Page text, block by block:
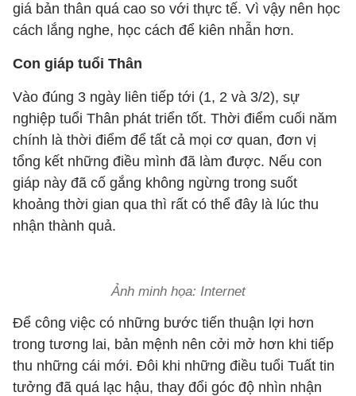
giá bản thân quá cao so với thực tế. Vì vậy nên học
cách lắng nghe, học cách để kiên nhẫn hơn.
Con giáp tuổi Thân
Vào đúng 3 ngày liên tiếp tới (1, 2 và 3/2), sự
nghiệp tuổi Thân phát triển tốt. Thời điểm cuối năm
chính là thời điểm để tất cả mọi cơ quan, đơn vị
tổng kết những điều mình đã làm được. Nếu con
giáp này đã cố gắng không ngừng trong suốt
khoảng thời gian qua thì rất có thể đây là lúc thu
nhận thành quả.
Ảnh minh họa: Internet
Để công việc có những bước tiến thuận lợi hơn
trong tương lai, bản mệnh nên cởi mở hơn khi tiếp
thu những cái mới. Đôi khi những điều tuổi Tuất tin
tưởng đã quá lạc hậu, thay đổi góc độ nhìn nhận